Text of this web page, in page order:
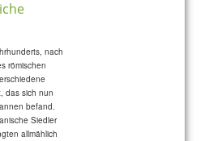
nach
römischen
das sich nun
befand.
Siedler
allmählich